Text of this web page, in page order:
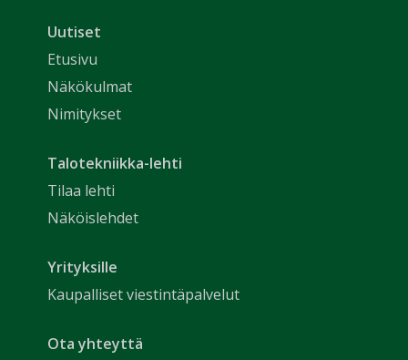
Uutiset
Etusivu
Näkökulmat
Nimitykset
Talotekniikka-lehti
Tilaa lehti
Näköislehdet
Yrityksille
Kaupalliset viestintäpalvelut
Ota yhteyttä